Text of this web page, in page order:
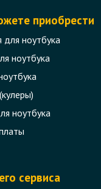
приобрести
для ноутбука
ноутбука
ноутбука
сервиса